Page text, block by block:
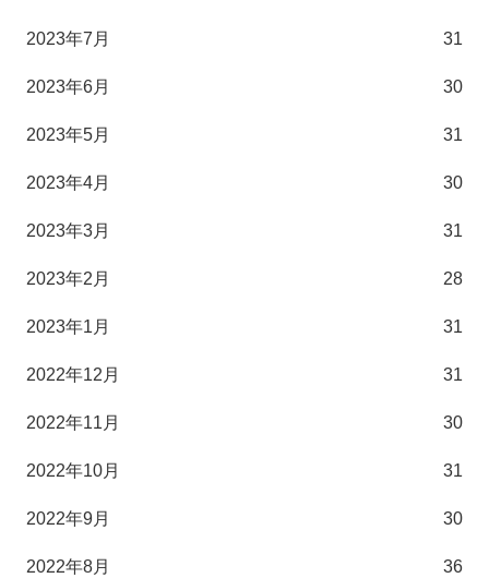
2023年7月 31
2023年6月 30
2023年5月 31
2023年4月 30
2023年3月 31
2023年2月 28
2023年1月 31
2022年12月 31
2022年11月 30
2022年10月 31
2022年9月 30
2022年8月 36